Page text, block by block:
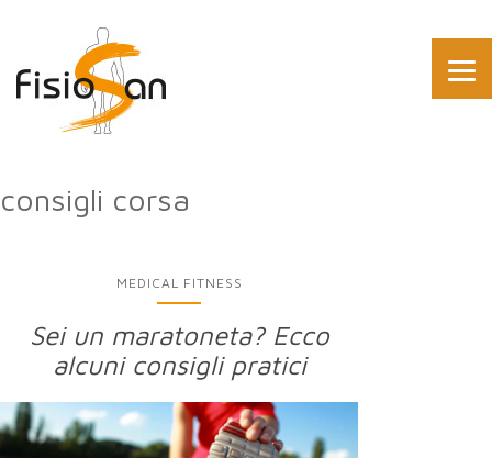
consigli corsa
MEDICAL FITNESS
Sei un maratoneta? Ecco
alcuni consigli pratici